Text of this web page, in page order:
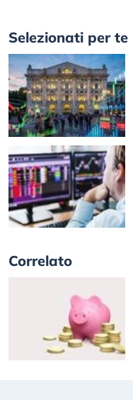
Selezionati per te
Correlato